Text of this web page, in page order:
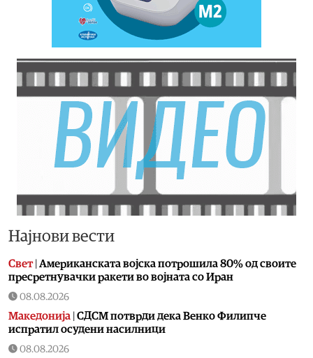
Најнови вести
Свет| Американската војска потрошила 80% од своите
пресретнувачки ракети во војната со Иран
08.08.2026
Македонија СДСМ потврди дека Венко Филипче
испратил осудени насилници
08.08.2026